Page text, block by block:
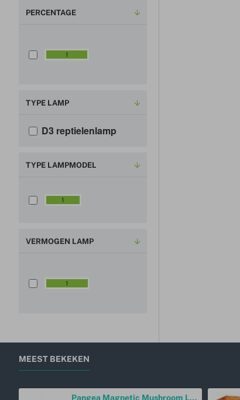
PERCENTAGE
2
1
TYPE LAMP
D3 reptielenlamp
TYPE LAMPMODEL
T
8
1
VERMOGEN LAMP
8
1
MEEST BEKEKEN
Pangea Magnetic Mushroom Ledge Cup Holder